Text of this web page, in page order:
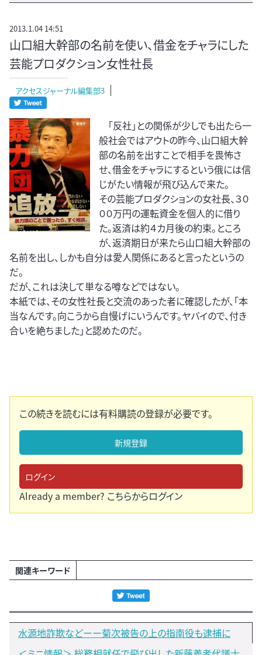
2013.1.04 14:51
山口組大幹部の名前を使い、借金をチャラにした
芸能プロダクション女性社長
アクセスジャーナル編集部3
「反社」との関係が少しでも出たら一
般社会ではアウトの昨今、山口組大幹
部の名前を出すことで相手を畏怖さ
せ、借金をチャラにするという俄には信
じがたい情報が飛び込んで来た。
その芸能プロダクションの女社長、３０
００万円の運転資金を個人的に借り
た。返済は約４カ月後の約束。ところ
が、返済期日が来たら山口組大幹部の
名前を出し、しかも自分は愛人関係にあると言ったというの
だ。
だが、これは決して単なる噂などではない。
本紙では、その女性社長と交流のあった者に確認したが、「本
当なんです。向こうから自慢げにいうんです。ヤバイので、付き
合いを絶ちました」と認めたのだ。
この続きを読むには有料購読の登録が必要です。
新規登録
ログイン
Already a member? こちらからログイン
関連キーワード
水源地詐欺などーー菊次被告の上の指南役も逮捕に